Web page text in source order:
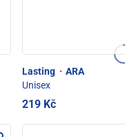
Lasting · ARA
Unisex
219 Kč